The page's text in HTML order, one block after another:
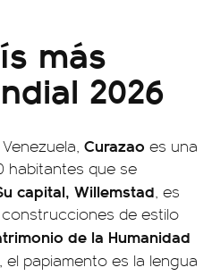
más
2026
Curazao es una
habitantes que se
capital, Willemstad, es
de estilo
de la Humanidad
el papiamento es la lengua